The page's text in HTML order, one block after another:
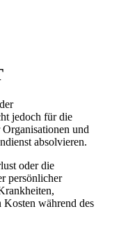
jedoch für die
und
absolvieren.
oder die
persönlicher
Kosten während des